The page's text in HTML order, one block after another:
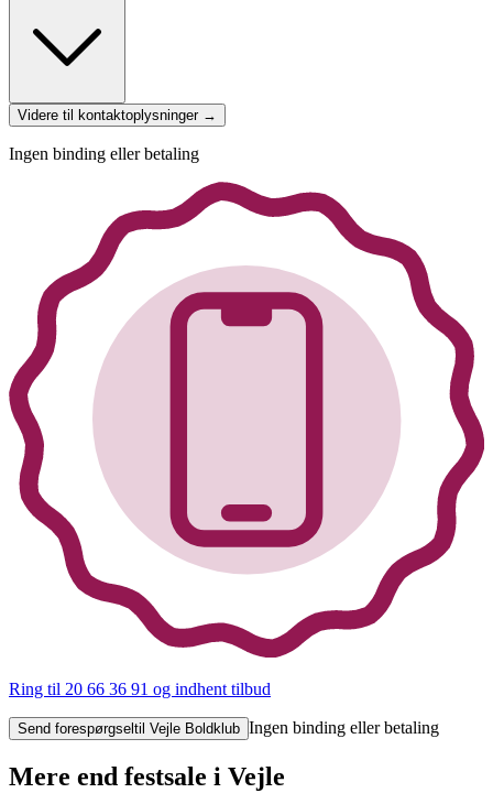
Videre til kontaktoplysninger →
Ingen binding eller betaling
Ring til 20 66 36 91 og indhent tilbud
Send forespørgsel til Vejle Boldklub Ingen binding eller betaling
Mere end festsale i Vejle